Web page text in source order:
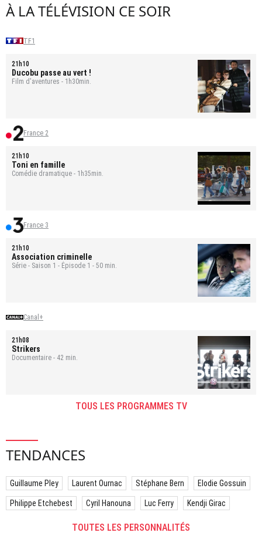
À LA TÉLÉVISION CE SOIR
TF1
21h10
Ducobu passe au vert !
Film d'aventures - 1h30min.
France 2
21h10
Toni en famille
Comédie dramatique - 1h35min.
France 3
21h10
Association criminelle
Série - Saison 1 - Épisode 1 - 50 min.
Canal+
21h08
Strikers
Documentaire - 42 min.
TOUS LES PROGRAMMES TV
TENDANCES
Guillaume Pley Laurent Ournac Stéphane Bern Elodie Gossuin
Philippe Etchebest Cyril Hanouna Luc Ferry Kendji Girac
TOUTES LES PERSONNALITÉS